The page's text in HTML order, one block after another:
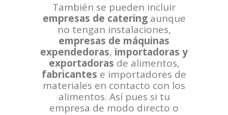
También se pueden incluir
empresas de cateringaunque
no tengan instalaciones,
empresas de máquinas
expendedoras, importadoras y
exportadoras de alimentos,
fabricantes e importadores de
materiales en contacto con los
alimentos. Así pues si tu
empresa de modo directo o